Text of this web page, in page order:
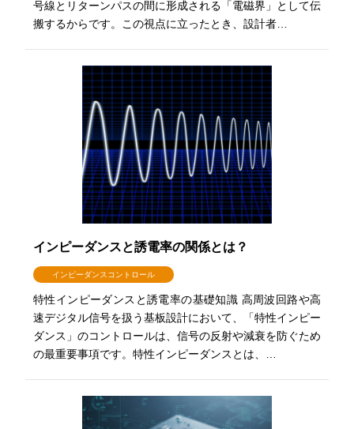
号線とリターンパスの間に形成される「電磁界」として伝
搬するからです。この視点に立ったとき、設計者…
インピーダンスと誘電率の関係とは？
インピーダンスコントロール
特性インピーダンスと誘電率の基礎知識 高周波回路や高
速デジタル信号を扱う基板設計において、「特性インピー
ダンス」のコントロールは、信号の反射や減衰を防ぐため
の最重要事項です。特性インピーダンスとは、…